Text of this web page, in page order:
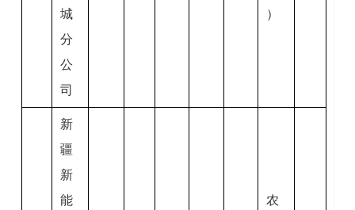
城
分
公
司
）
新
疆
新
能
农